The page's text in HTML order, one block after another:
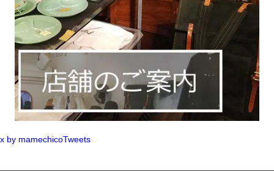
x by mamechicoTweets